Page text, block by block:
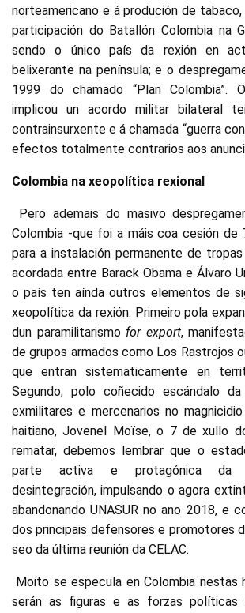
norteamericano e á produción de
participación do Batallón Colombia na
sendo o único país da rexión en
belixerante na península; e o
1999 do chamado “Plan Colombia”.
implicou un acordo militar bilateral
contrainsurxente e á chamada “guerra
efectos totalmente contrarios aos
Colombia na xeopolítica rexional
Pero ademais do masivo
Colombia -que foi a máis coa cesión de
para a instalación permanente de
acordada entre Barack Obama e Álvaro
o país ten aínda outros elementos de
xeopolítica da rexión. Primeiro pola
dun paramilitarismo for export,
de grupos armados como Los Rastrojos
que entran sistematicamente en
Segundo, polo coñecido escándalo
exmilitares e mercenarios no
haitiano, Jovenel Moïse, o 7 de xullo
rematar, debemos lembrar que o
parte activa e protagónica da
desintegración, impulsando o agora
abandonando UNASUR no ano 2018, e
dos principais defensores e promotores
seo da última reunión da CELAC.
Moito se especula en Colombia nestas
serán as figuras e as forzas políticas